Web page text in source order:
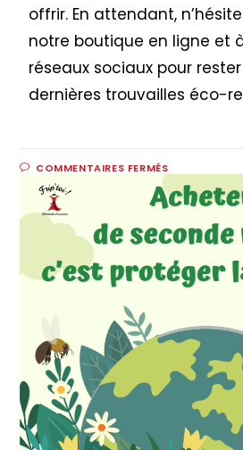
offrir. En attendant,
notre boutique en ligne et
réseaux sociaux pour
dernières trouvailles éco-
COMMENTAIRES FERMÉS